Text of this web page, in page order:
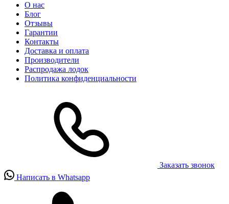
О нас
Блог
Отзывы
Гарантии
Контакты
Доставка и оплата
Производители
Распродажа лодок
Политика конфиденциальности
Заказать звонок
Написать в Whatsapp